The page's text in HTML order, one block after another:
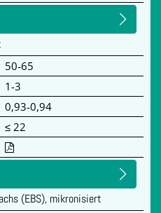
50-65
1-3
0,93-0,94
≤ 22
(EBS), mikronisiert